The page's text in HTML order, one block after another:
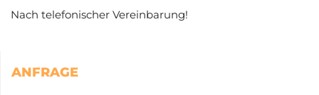
Nach telefonischer Vereinbarung!
ANFRAGE